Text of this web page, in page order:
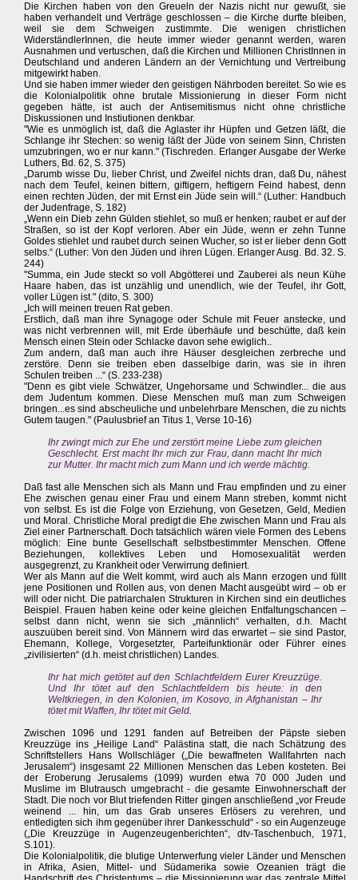
Die Kirchen haben von den Greueln der Nazis nicht nur gewußt, sie
haben verhandelt und Verträge geschlossen – die Kirche durfte bleiben,
weil sie dem Schweigen zustimmte. Die wenigen christlichen
WiderständlerInnen, die heute immer wieder genannt werden, waren
Ausnahmen und vertuschen, daß die Kirchen und Millionen ChristInnen in
Deutschland und anderen Ländern an der Vernichtung und Vertreibung
mitgewirkt haben.
Und sie haben immer wieder den geistigen Nährboden bereitet. So wie es
die Kolonialpolitik ohne brutale Missionierung in dieser Form nicht
gegeben hätte, ist auch der Antisemitismus nicht ohne christliche
Diskussionen und Instiutionen denkbar.
"Wie es unmöglich ist, daß die Aglaster ihr Hüpfen und Getzen läßt, die
Schlange ihr Stechen: so wenig läßt der Jüde von seinem Sinn, Christen
umzubringen, wo er nur kann." (Tischreden. Erlanger Ausgabe der Werke
Luthers, Bd. 62, S. 375)
„Darumb wisse Du, lieber Christ, und Zweifel nichts dran, daß Du, nähest
nach dem Teufel, keinen bittern, giftigern, heftigern Feind habest, denn
einen rechten Jüden, der mit Ernst ein Jüde sein will.“ (Luther: Handbuch
der Judenfrage, S. 182)
„Wenn ein Dieb zehn Gülden stiehlet, so muß er henken; raubet er auf der
Straßen, so ist der Kopf verloren. Aber ein Jüde, wenn er zehn Tunne
Goldes stiehlet und raubet durch seinen Wucher, so ist er lieber denn Gott
selbs.“ (Luther: Von den Jüden und ihren Lügen. Erlanger Ausg. Bd. 32. S.
244)
"Summa, ein Jude steckt so voll Abgötterei und Zauberei als neun Kühe
Haare haben, das ist unzählig und unendlich, wie der Teufel, ihr Gott,
voller Lügen ist." (dito, S. 300)
„Ich will meinen treuen Rat geben.
Erstlich, daß man ihre Synagoge oder Schule mit Feuer anstecke, und
was nicht verbrennen will, mit Erde überhäufe und beschütte, daß kein
Mensch einen Stein oder Schlacke davon sehe ewiglich..
Zum andern, daß man auch ihre Häuser desgleichen zerbreche und
zerstöre. Denn sie treiben eben dasselbige darin, was sie in ihren
Schulen treiben ...“ (S. 233-238)
"Denn es gibt viele Schwätzer, Ungehorsame und Schwindler... die aus
dem Judentum kommen. Diese Menschen muß man zum Schweigen
bringen...es sind abscheuliche und unbelehrbare Menschen, die zu nichts
Gutem taugen." (Paulusbrief an Titus 1, Verse 10-16)
Ihr zwingt mich zur Ehe und zerstört meine Liebe zum gleichen
Geschlecht. Erst macht Ihr mich zur Frau, dann macht Ihr mich
zur Mutter. Ihr macht mich zum Mann und ich werde mächtig.
Daß fast alle Menschen sich als Mann und Frau empfinden und zu einer
Ehe zwischen genau einer Frau und einem Mann streben, kommt nicht
von selbst. Es ist die Folge von Erziehung, von Gesetzen, Geld, Medien
und Moral. Christliche Moral predigt die Ehe zwischen Mann und Frau als
Ziel einer Partnerschaft. Doch tatsächlich wären viele Formen des Lebens
möglich: Eine bunte Gesellschaft selbstbestimmter Menschen. Offene
Beziehungen, kollektives Leben und Homosexualität werden
ausgegrenzt, zu Krankheit oder Verwirrung definiert.
Wer als Mann auf die Welt kommt, wird auch als Mann erzogen und füllt
jene Positionen und Rollen aus, von denen Macht ausgeübt wird – ob er
will oder nicht. Die patriarchalen Strukturen in Kirchen sind ein deutliches
Beispiel. Frauen haben keine oder keine gleichen Entfaltungschancen –
selbst dann nicht, wenn sie sich „männlich“ verhalten, d.h. Macht
auszuüben bereit sind. Von Männern wird das erwartet – sie sind Pastor,
Ehemann, Kollege, Vorgesetzter, Parteifunktionär oder Führer eines
„zivilisierten“ (d.h. meist christlichen) Landes.
Ihr hat mich getötet auf den Schlachtfeldern Eurer Kreuzzüge.
Und Ihr tötet auf den Schlachtfeldern bis heute: in den
Weltkriegen, in den Kolonien, im Kosovo, in Afghanistan – Ihr
tötet mit Waffen, Ihr tötet mit Geld.
Zwischen 1096 und 1291 fanden auf Betreiben der Päpste sieben
Kreuzzüge ins „Heilige Land“ Palästina statt, die nach Schätzung des
Schriftstellers Hans Wollschläger („Die bewaffneten Wallfahrten nach
Jerusalem“) insgesamt 22 Millionen Menschen das Leben kosteten. Bei
der Eroberung Jerusalems (1099) wurden etwa 70 000 Juden und
Muslime im Blutrausch umgebracht - die gesamte Einwohnerschaft der
Stadt. Die noch vor Blut triefenden Ritter gingen anschließend „vor Freude
weinend ... hin, um das Grab unseres Erlösers zu verehren, und
entledigten sich ihm gegenüber ihrer Dankesschuld“ - so ein Augenzeuge
(„Die Kreuzzüge in Augenzeugenberichten“, dtv-Taschenbuch, 1971,
S.101).
Die Kolonialpolitik, die blutige Unterwerfung vieler Länder und Menschen
in Afrika, Asien, Mittel- und Südamerika sowie Ozeanien trägt die